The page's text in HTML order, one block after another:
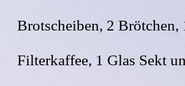
Brotscheiben, 2 Brötchen,
Filterkaffee, 1 Glas Sekt